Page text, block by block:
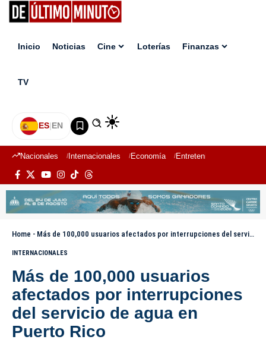
Inicio Noticias Cine Loterías Finanzas
TV
ES|EN
Nacionales Internacionales Economía Entretenimiento
Home - Más de 100,000 usuarios afectados por interrupciones del servicio de agua en Puerto Rico
INTERNACIONALES
Más de 100,000 usuarios
afectados por interrupciones
del servicio de agua en
Puerto Rico